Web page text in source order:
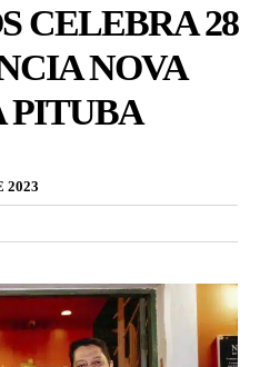
CELEBRA 28
NOVA
PITUBA
2023